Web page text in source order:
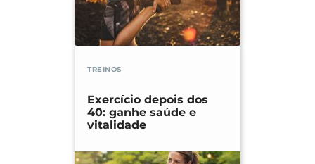
TREINOS
Exercício depois dos
40: ganhe saúde e
vitalidade